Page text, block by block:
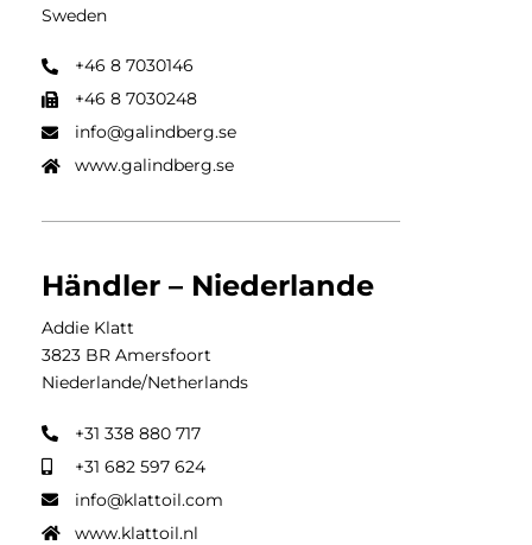
Sweden
+46 8 7030146
+46 8 7030248
info@galindberg.se
www.galindberg.se
Händler – Niederlande
Addie Klatt
3823 BR Amersfoort
Niederlande/Netherlands
+31 338 880 717
+31 682 597 624
info@klattoil.com
www.klattoil.nl